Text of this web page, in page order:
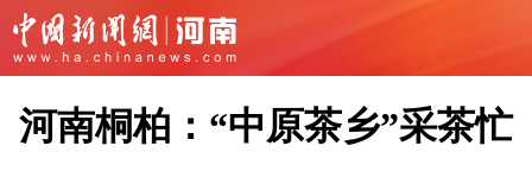
河南桐柏：“中原茶乡”采茶忙